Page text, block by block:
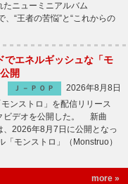
たニューミニアルバム
“王者の苦悩”と“これからの
でエネルギッシュな「モ
開
Ｊ－ＰＯＰ
2026年8月8日
ンストロ」を配信リリース
ビデオを公開した。 新曲
、2026年8月7日に公開となっ
モンストロ」（Monstruo）
more »